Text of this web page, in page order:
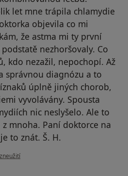
let mne trápila chlamydie
objevila co mi
že astma mi ty první
nezhoršovaly. Co
kdo nezažil, nepochopí. Až
správnou diagnózu a to
úplně jiných chorob,
vyvolávány. Spousta
nic neslyšelo. Ale to
mnoha. Paní doktorce na
to znát. Š. H.
uživatele Pacient